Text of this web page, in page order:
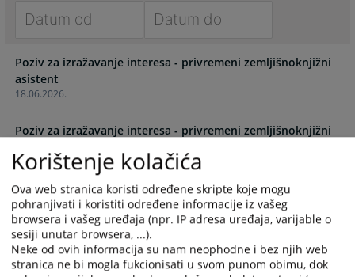
forward
to
interact
with
the
calendar
and
select
a
date.
Press
the
question
forward
with
the
calendar
and
select
a
date.
Press
the
question
18.06.2026.
Poziv za izražavanje interesa - privremeni zemljišnoknjižni
asistent
03.12.2025.
Poziv za izražavanje interesa - privremeni zemljišnoknjižni
27.08.2025.
OBJAVLJEN JAVNI OGLAS - popuna radnog mjesta: viši
referent - daktilograf
Poziv za izražavanje interesa - privremeni zemljoknjižni
Korištenje kolačića
Ova web stranica koristi određene skripte koje mogu
pohranjivati i koristiti određene informacije iz vašeg
browsera i vašeg uređaja (npr. IP adresa uređaja, varijable o
sesiji unutar browsera, ...).
Neke od ovih informacija su nam neophodne i bez njih web
stranica ne bi mogla fukcionisati u svom punom obimu, dok